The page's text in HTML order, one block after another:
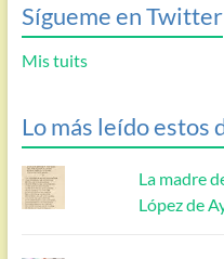
Sígueme en Twitter
Mis tuits
Lo más leído estos
La madre
López de